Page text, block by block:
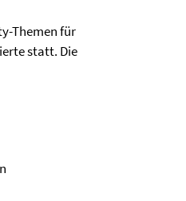
Themen für
statt. Die